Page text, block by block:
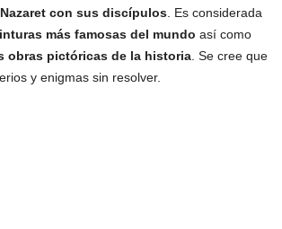
con sus discípulos. Es considerada
más famosas del mundo así como
obras pictóricas de la historia. Se cree que
y enigmas sin resolver.